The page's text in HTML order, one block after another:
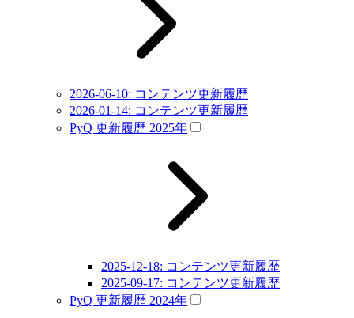
2026-06-10: コンテンツ更新履歴
2026-01-14: コンテンツ更新履歴
PyQ 更新履歴 2025年
2025-12-18: コンテンツ更新履歴
2025-09-17: コンテンツ更新履歴
PyQ 更新履歴 2024年